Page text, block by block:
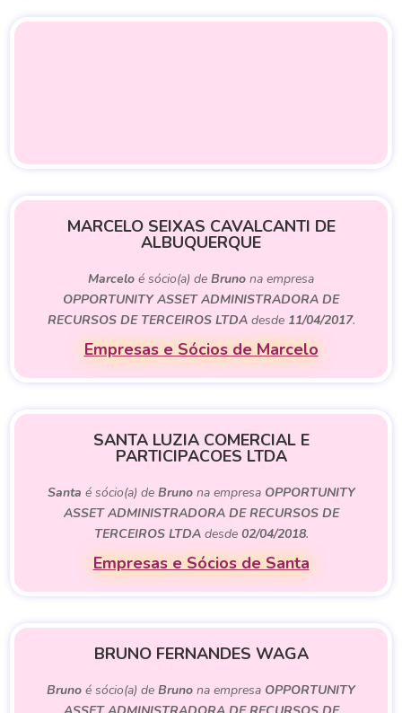
MARCELO SEIXAS CAVALCANTI DE
ALBUQUERQUE
Marcelo é sócio(a) de Bruno na empresa
OPPORTUNITY ASSET ADMINISTRADORA DE
RECURSOS DE TERCEIROS LTDAdesde 11/04/2017.
Empresas e Sócios de Marcelo
SANTA LUZIA COMERCIAL E
PARTICIPACOES LTDA
Santa é sócio(a) de Brunona empresa OPPORTUNITY
ASSET ADMINISTRADORA DE RECURSOS DE
TERCEIROS LTDAdesde 02/04/2018.
Empresas e Sócios de Santa
BRUNO FERNANDES WAGA
Bruno é sócio(a) de Bruno na empresa OPPORTUNITY